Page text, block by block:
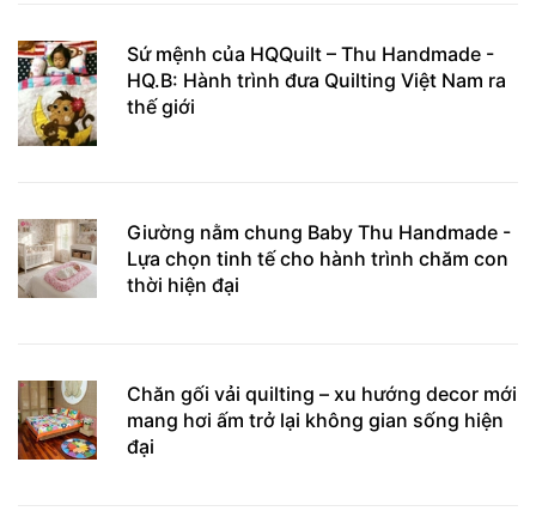
Sứ mệnh của HQQuilt – Thu Handmade -
HQ.B: Hành trình đưa Quilting Việt Nam ra
thế giới
Giường nằm chung Baby Thu Handmade -
Lựa chọn tinh tế cho hành trình chăm con
thời hiện đại
Chăn gối vải quilting – xu hướng decor mới
mang hơi ấm trở lại không gian sống hiện
đại